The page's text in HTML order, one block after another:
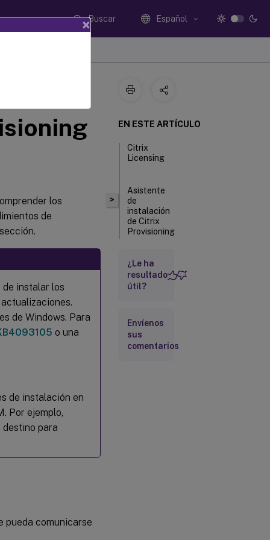
Buscar Español
los
de
instalar los
de Windows. Para
o una
de instalación en
Por ejemplo,
destino para
pueda comunicarse
>
EN ESTE ARTÍCULO
Citrix
Licensing
Asistente
de
instalación
de Citrix
Provisioning
Asistente
de la
consola de
Asistente
de
¿Le ha
resultado
útil?
Envíenos
sus
comentarios
×